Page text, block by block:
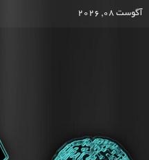
آگوست 08, 2026